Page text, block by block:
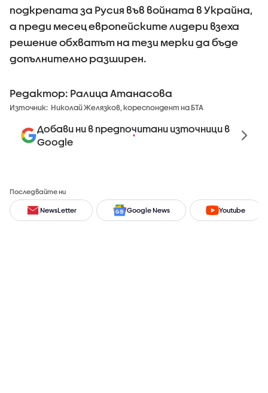
подкрепата за Русия във войната в Украйна,
а преди месец европейските лидери взеха
решение обхватът на тези мерки да бъде
допълнително разширен.
Редактор: Ралица Атанасова
Източник: Николай Желязков, кореспондент на БТА
Добави ни в предпочитани източници в
Google
Последвайте ни
NewsLetter Google News Youtube